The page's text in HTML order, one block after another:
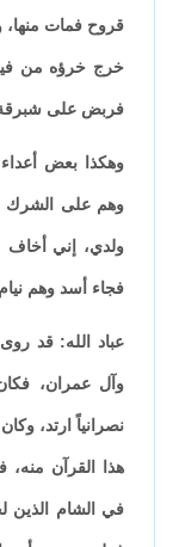
قروح فمات منها،
خرج خرؤه من
فربض على
وهكذا بعض
وهم على الشرك
ولدي، إني أخاف
فجاء أسد وهم
عباد الله: قد
وآل عمران،
نصرانياً ارتد،
هذا القرآن منه،
في الشام الذين